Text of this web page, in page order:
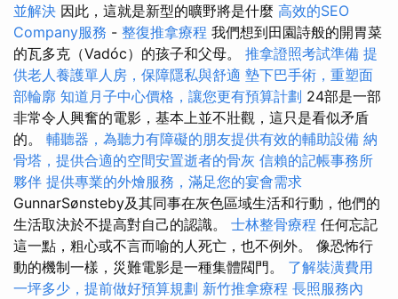
並解決 因此，這就是新型的曠野將是什麼 高效的SEO
Company服務 - 整復推拿療程 我們想到田園詩般的開胃菜
的瓦多克（Vadóc）的孩子和父母。 推拿證照考試準備 提
供老人養護單人房，保障隱私與舒適 墊下巴手術，重塑面
部輪廓 知道月子中心價格，讓您更有預算計劃 24部是一部
非常令人興奮的電影，基本上並不壯觀，這只是看似矛盾
的。 輔聽器，為聽力有障礙的朋友提供有效的輔助設備 納
骨塔，提供合適的空間安置逝者的骨灰 信賴的記帳事務所
夥伴 提供專業的外燴服務，滿足您的宴會需求
GunnarSønsteby及其同事在灰色區域生活和行動，他們的
生活取決於不提高對自己的認識。 士林整骨療程 任何忘記
這一點，粗心或不言而喻的人死亡，也不例外。 像恐怖行
動的機制一樣，災難電影是一種集體閥門。 了解裝潢費用
一坪多少，提前做好預算規劃 新竹推拿療程 長照服務內